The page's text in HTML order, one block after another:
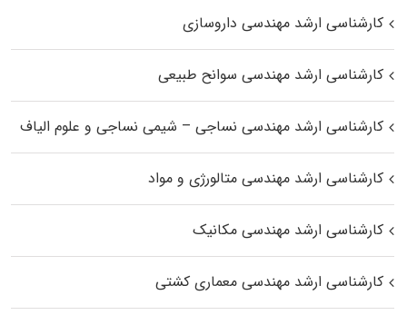
کارشناسی ارشد مهندسی داروسازی
کارشناسی ارشد مهندسی سوانح طبیعی
کارشناسی ارشد مهندسی نساجی – شیمی نساجی و علوم الیاف
کارشناسی ارشد مهندسی متالورژی و مواد
کارشناسی ارشد مهندسی مکانیک
کارشناسی ارشد مهندسی معماری کشتی